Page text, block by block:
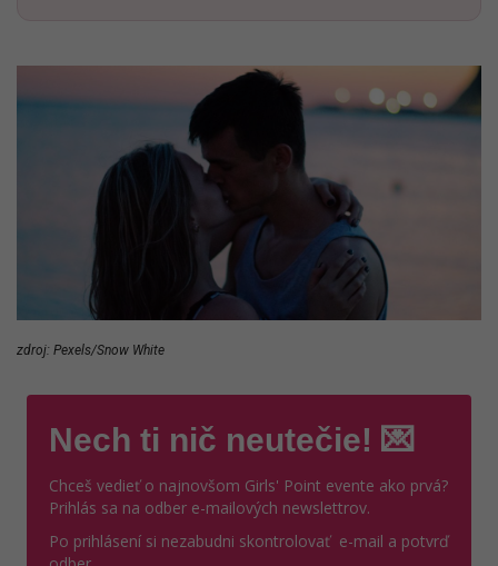
zdroj: Pexels/Snow White
Nech ti nič neutečie! 💌
Chceš vedieť o najnovšom Girls' Point evente ako prvá?
Prihlás sa na odber e-mailových newslettrov.
Po prihlásení si nezabudni skontrolovať e-mail a potvrď